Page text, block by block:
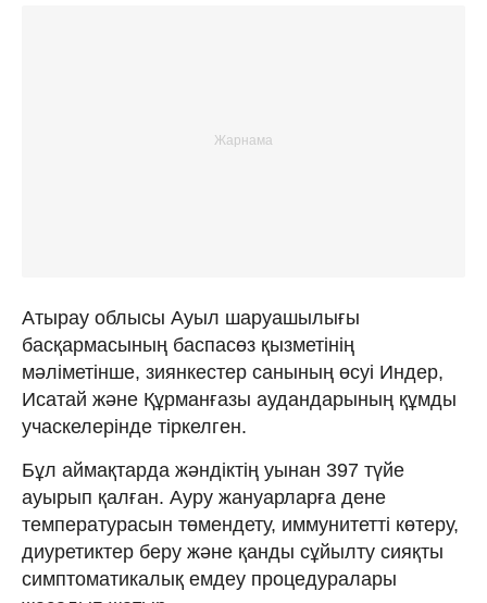
Атырау облысы Ауыл шаруашылығы
басқармасының баспасөз қызметінің
мәліметінше, зиянкестер санының өсуі Индер,
Исатай және Құрманғазы аудандарының құмды
учаскелерінде тіркелген.
Бұл аймақтарда жәндіктің уынан 397 түйе
ауырып қалған. Ауру жануарларға дене
температурасын төмендету, иммунитетті көтеру,
диуретиктер беру және қанды сұйылту сияқты
симптоматикалық емдеу процедуралары